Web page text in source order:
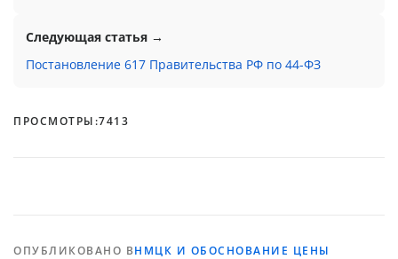
Следующая статья →
Постановление 617 Правительства РФ по 44-ФЗ
ПРОСМОТРЫ:7413
ОПУБЛИКОВАНО ВНМЦК И ОБОСНОВАНИЕ ЦЕНЫ